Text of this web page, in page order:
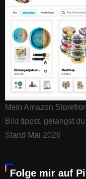
Mein Amazon
Bild tippst, gelangst
Stand Mai 2026
Folge mir auf